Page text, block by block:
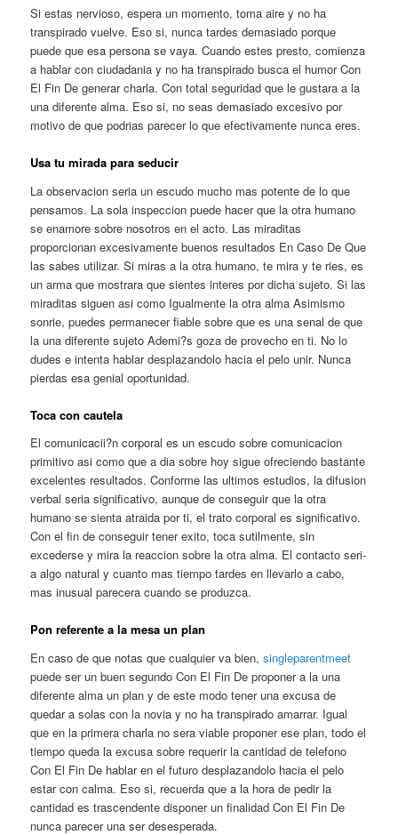
Si estas nervioso, espera un momento, toma aire y no ha
transpirado vuelve. Eso si, nunca tardes demasiado porque
puede que esa persona se vaya. Cuando estes presto, comienza
a hablar con ciudadania y no ha transpirado busca el humor Con
El Fin De generar charla. Con total seguridad que le gustara a la
una diferente alma. Eso si, no seas demasiado excesivo por
motivo de que podrias parecer lo que efectivamente nunca eres.
Usa tu mirada para seducir
La observacion seri­a un escudo mucho mas potente de lo que
pensamos. La sola inspeccion puede hacer que la otra humano
se enamore sobre nosotros en el acto. Las miraditas
proporcionan excesivamente buenos resultados En Caso De Que
las sabes utilizar. Si miras a la otra humano, te mira y te ries, es
un arma que mostrara que sientes interes por dicha sujeto. Si las
miraditas siguen asi­ como Igualmente la otra alma Asimismo
sonrie, puedes permanecer fiable sobre que es una senal de que
la una diferente sujeto Ademi?s goza de provecho en ti. No lo
dudes e intenta hablar desplazandolo hacia el pelo unir. Nunca
pierdas esa genial oportunidad.
Toca con cautela
El comunicacii?n corporal es un escudo sobre comunicacion
primitivo asi­ como que a dia sobre hoy sigue ofreciendo bastante
excelentes resultados. Conforme las ultimos estudios, la difusion
verbal seri­a significativo, aunque de conseguir que la otra
humano se sienta atraida por ti, el trato corporal es significativo.
Con el fin de conseguir tener exito, toca sutilmente, sin
excederse y mira la reaccion sobre la otra alma. El contacto seri­
a algo natural y cuanto mas tiempo tardes en llevarlo a cabo,
mas inusual parecera cuando se produzca.
Pon referente a la mesa un plan
En caso de que notas que cualquier va bien,singleparentmeet
puede ser un buen segundo Con El Fin De proponer a la una
diferente alma un plan y de este modo tener una excusa de
quedar a solas con la novia y no ha transpirado amarrar. Igual
que en la primera charla no sera viable proponer ese plan, todo el
tiempo queda la excusa sobre requerir la cantidad de telefono
Con El Fin De hablar en el futuro desplazandolo hacia el pelo
estar con calma. Eso si, recuerda que a la hora de pedir la
cantidad es trascendente disponer un finalidad Con El Fin De
nunca parecer una ser desesperada.